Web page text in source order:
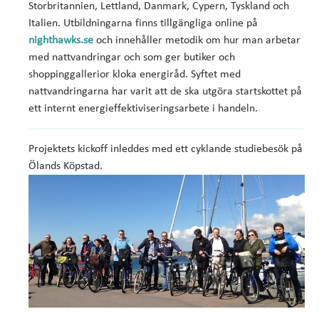
Storbritannien, Lettland, Danmark, Cypern, Tyskland och
Italien. Utbildningarna finns tillgängliga online på
nighthawks.se och innehåller metodik om hur man arbetar
med nattvandringar och som ger butiker och
shoppinggallerior kloka energiråd. Syftet med
nattvandringarna har varit att de ska utgöra startskottet på
ett internt energieffektiviseringsarbete i handeln.
Projektets kickoff inleddes med ett cyklande studiebesök på
Ölands Köpstad.